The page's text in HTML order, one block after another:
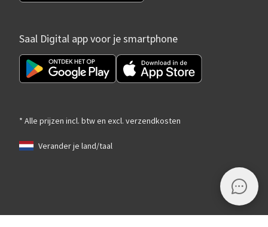
Saal Digital app voor je smartphone
* Alle prijzen incl. btw en excl. verzendkosten
Verander je land/taal